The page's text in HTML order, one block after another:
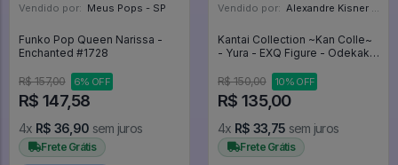
Vendido por: Meus Pops - SP
Funko Pop Queen Narissa -
Enchanted #1728
R$ 157,00 6% OFF
R$ 147,58
4x R$ 36,90 sem juros
Frete Grátis
Vendido por: Alexandre Kisner - PR
Kantai Collection ~Kan Colle~
- Yura - EXQ Figure - Odekake
Collection KanColle
R$ 150,00 10% OFF
R$ 135,00
4x R$ 33,75 sem juros
Frete Grátis